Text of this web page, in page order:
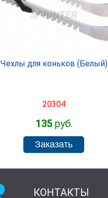
SPRINTER
Чехлы для коньков (Белый)
20304
135руб.
КОНТАКТЫ